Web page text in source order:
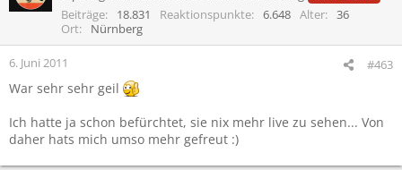
Beiträge 18.831 Reaktionspunkte 6.648 Alter
36
Ort
Nürnberg
6. Juni 2011 #463
War sehr sehr geil
Ich hatte ja schon befürchtet, sie nix mehr live zu sehen... Von
daher hats mich umso mehr gefreut :)